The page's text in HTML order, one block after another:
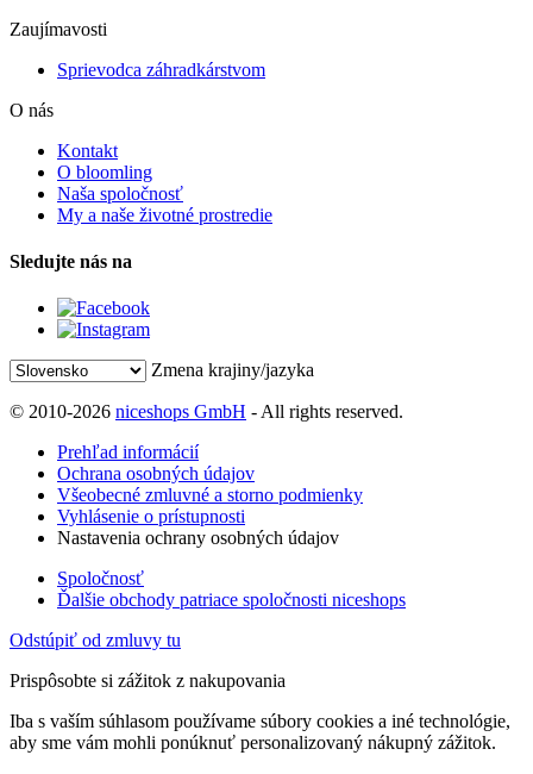
Zaujímavosti
Sprievodca záhradkárstvom
O nás
Kontakt
O bloomling
Naša spoločnosť
My a naše životné prostredie
Sledujte nás na
Zmena krajiny/jazyka
© 2010-2026 niceshops GmbH - All rights reserved.
Prehľad informácií
Ochrana osobných údajov
Všeobecné zmluvné a storno podmienky
Vyhlásenie o prístupnosti
Nastavenia ochrany osobných údajov
Spoločnosť
Ďalšie obchody patriace spoločnosti niceshops
Odstúpiť od zmluvy tu
Prispôsobte si zážitok z nakupovania
Iba s vaším súhlasom používame súbory cookies a iné technológie,
aby sme vám mohli ponúknuť personalizovaný nákupný zážitok.